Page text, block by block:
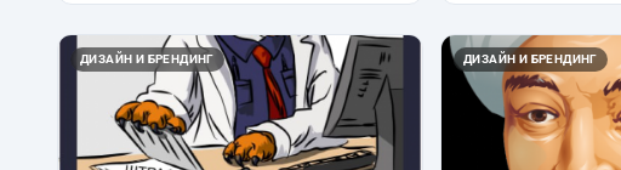
ДИЗАЙН И БРЕНДИНГ ДИЗАЙН И БРЕНДИНГ